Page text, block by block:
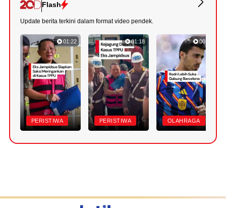
Flash
Update berita terkini dalam format video pendek.
01:22
PERISTIWA
01:18
PERISTIWA
00:47
OLAHRAGA